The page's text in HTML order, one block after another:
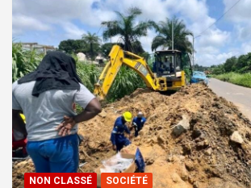
NON CLASSÉ SOCIÉTÉ